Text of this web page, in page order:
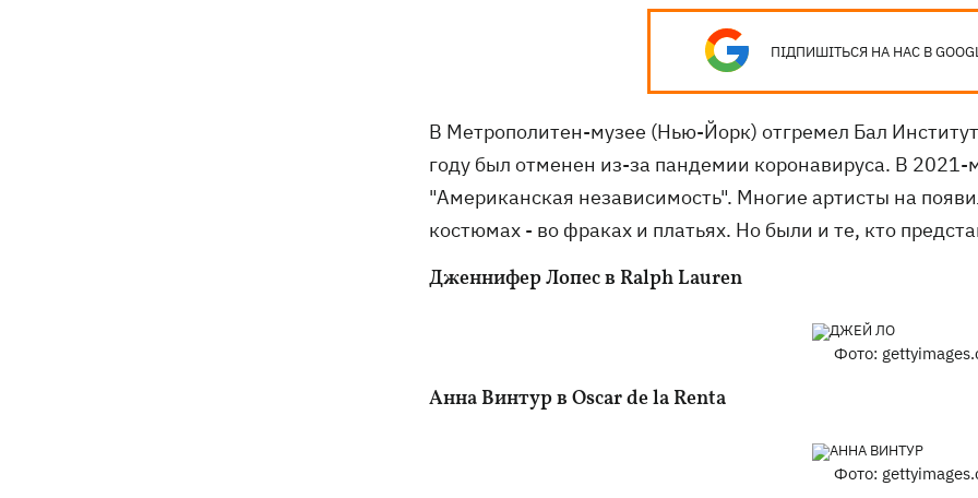
ПІДПИШІТЬСЯ НА НАС В
В Метрополитен-музее (Нью-Йорк) отгремел Бал
году был отменен из-за пандемии коронавируса. В 2021-
"Американская независимость". Многие артисты на
костюмах - во фраках и платьях. Но были и те, кто
Дженнифер Лопес в Ralph Lauren
Фото:
Анна Винтур в Oscar de la Renta
Фото: